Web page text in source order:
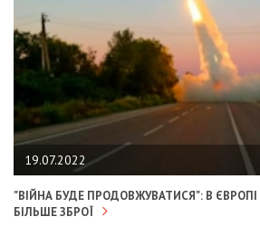
19.07.2022
"ВІЙНА БУДЕ ПРОДОВЖУВАТИСЯ": В ЄВРОПІ
БІЛЬШЕ ЗБРОЇ